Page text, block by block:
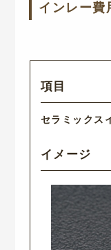
インレー費
セラミックス